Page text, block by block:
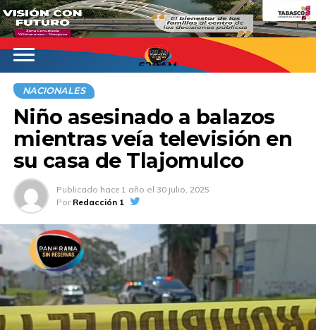
620AM
NACIONALES
Niño asesinado a balazos
mientras veía televisión en
su casa de Tlajomulco
Publicado hace 1 año el 30 julio, 2025
Por Redacción 1